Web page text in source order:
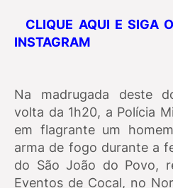
CLIQUE AQUI E SIGA
INSTAGRAM
Na madrugada deste
volta da 1h20, a Polícia
em flagrante um
arma de fogo durante a
do São João do Povo,
Eventos de Cocal, no